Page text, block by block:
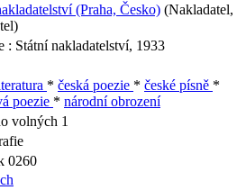
(Praha, Česko) (Nakladatel,
: Státní nakladatelství, 1933
* česká poezie * české písně *
poezie * národní obrození
volných 1
0260